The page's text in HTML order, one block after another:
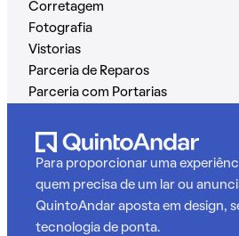
Corretagem
Fotografia
Vistorias
Parceria de Reparos
Parceria com Portarias
Para proporcionar uma
quem precisa de um lar ou
QuintoAndar aposta em design,
tecnologia de ponta.